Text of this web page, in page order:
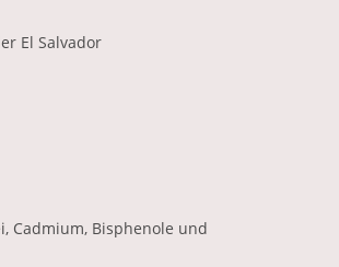
El Salvador
Cadmium, Bisphenole und